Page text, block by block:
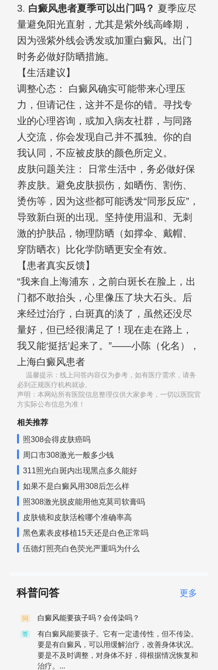
3. 白癜风患者夏季可以出门吗？ 夏季应尽
量避免阳光直射，尤其是紫外线高峰期，
因为强紫外线会诱发或加重白癜风。出门
时务必做好防晒措施。
【生活建议】
调整心态： 白癜风确实可能带来心理压
力，但请记住，这并不是你的错。寻找专
业的心理咨询，或加入病友社群，与同路
人交流，你会发现自己并不孤独。你的自
我认同，不应被皮肤的颜色所定义。
皮肤问题关注： 日常生活中，务必做好保
养皮肤。避免皮肤损伤，如晒伤、割伤、
烫伤等，因为这些都可能诱发“同形反应”，
导致新白斑的出现。坚持使用温和、无刺
激的护肤品，物理防晒（如撑伞、戴帽、
穿防晒衣）比化学防晒更安全有效。
【患者真实反馈】
“我来自上海浦东，之前白斑长在脸上，出
门都不敢抬头，心里像压了块大石头。后
来经过治疗，白斑真的淡了，虽然还没尽
量好，但已经很满足了！现在走在路上，
我又能‘挺括’起来了。”——小陈（化名），
上海白癜风患者
温馨提示：线上问答内容仅为参考，如有医疗需求，请务
必到正规医疗机构就诊,
声明：本网站所有医院信息整理仅供大家参考，一切以医院官
方实际公布信息为准！
相关推荐
照308会得皮肤癌吗
周口市308激光一般多少钱
311照光白斑内出现黑点多久能好
如果不是白癜风用308后怎么样
照308激光脱皮能用他克莫司软膏吗
皮肤镜和皮肤活检哪个准确率高
黑色素表皮移植15天还是白色正常吗
伍德灯照亮白色荧光严重吗为什么
科普问答 更多
问 白癜风能要孩子吗？会传染吗？
答
有白癜风能要孩子。它有一定遗传性，但不传染。
要是有白癜风，可以用缓解治疗，改善身体状况。
要是不及时调整，对身体不好，得根据情况恢复和
治疗。...